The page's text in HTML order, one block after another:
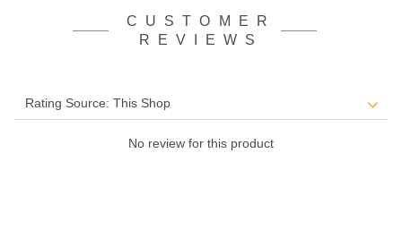
CUSTOMER
REVIEWS
No review for this product